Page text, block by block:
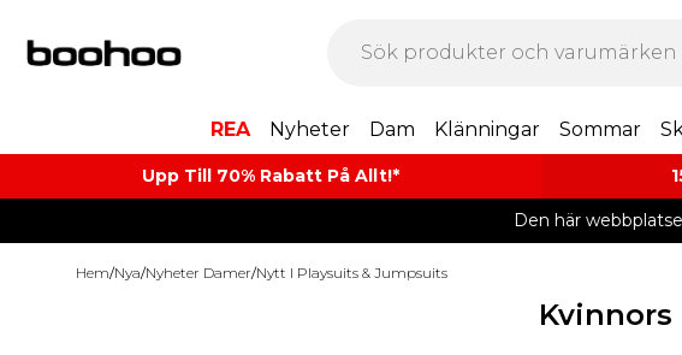
REA Nyheter Dam Klänningar Sommar
Upp Till 70% Rabatt På Allt!*
Den här
Hem/Nya/Nyheter Damer/Nytt I Playsuits & Jumpsuits